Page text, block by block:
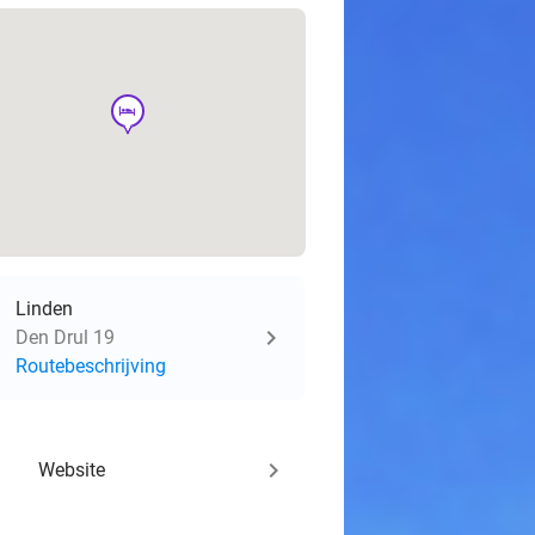
hotel
Linden
Den Drul 19
Routebeschrijving
Website keyboard_arrow_right